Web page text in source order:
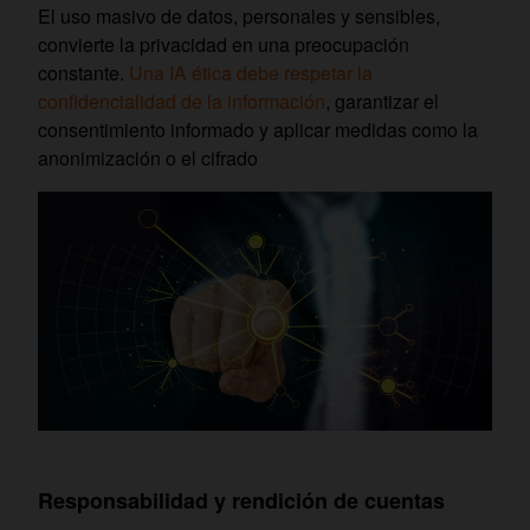
El uso masivo de datos, personales y sensibles,
convierte la privacidad en una preocupación
constante. Una IA ética debe respetar la
confidencialidad de la información, garantizar el
consentimiento informado y aplicar medidas como la
anonimización o el cifrado
Responsabilidad y rendición de cuentas